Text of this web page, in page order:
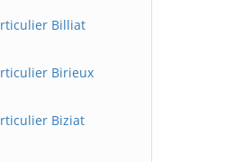
Billiat
Birieux
Biziat